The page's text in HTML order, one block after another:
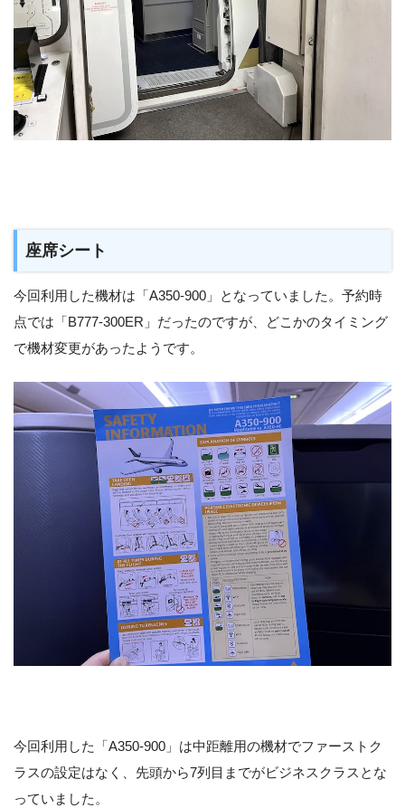
座席シート
今回利用した機材は「A350-900」となっていました。予約時
点では「B777-300ER」だったのですが、どこかのタイミング
で機材変更があったようです。
今回利用した「A350-900」は中距離用の機材でファーストク
ラスの設定はなく、先頭から7列目までがビジネスクラスとな
っていました。